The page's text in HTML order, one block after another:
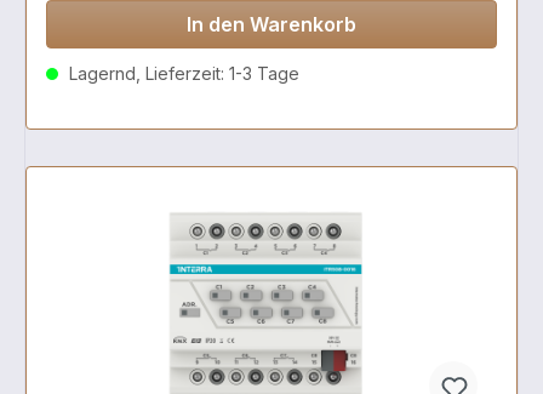
In den Warenkorb
Lagernd, Lieferzeit: 1-3 Tage